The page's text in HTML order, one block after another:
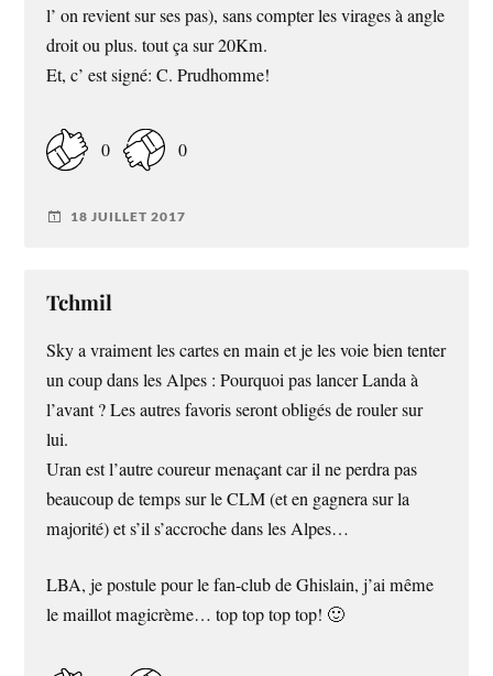
l’ on revient sur ses pas), sans compter les virages à angle
droit ou plus. tout ça sur 20Km.
Et, c’ est signé: C. Prudhomme!
0 0
18 JUILLET 2017
Tchmil
Sky a vraiment les cartes en main et je les voie bien tenter
un coup dans les Alpes : Pourquoi pas lancer Landa à
l’avant ? Les autres favoris seront obligés de rouler sur
lui.
Uran est l’autre coureur menaçant car il ne perdra pas
beaucoup de temps sur le CLM (et en gagnera sur la
majorité) et s’il s’accroche dans les Alpes…
LBA, je postule pour le fan-club de Ghislain, j’ai même
le maillot magicrème… top top top top! 🙂